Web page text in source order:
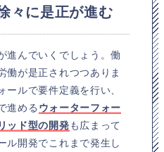
々に是正が進む
進んでいくでしょう。働
働が是正されつつありま
ルで要件定義を行い、
進める ウォーターフォー
ッド型の開発も広まって
ル開発でこれまで発生し